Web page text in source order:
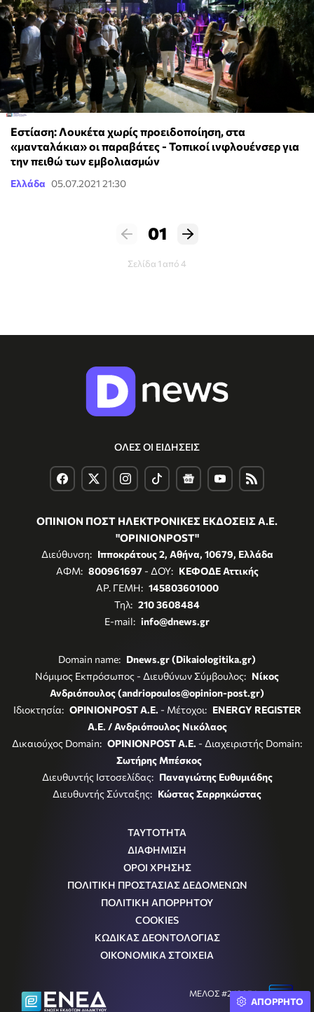
Εστίαση: Λουκέτα χωρίς προειδοποίηση, στα
«μανταλάκια» οι παραβάτες - Τοπικοί ινφλουένσερ για
την πειθώ των εμβολιασμών
Ελλάδα 05.07.2021 21:30
01
Σελίδα 1 από 4
ΟΛΕΣ ΟΙ ΕΙΔΗΣΕΙΣ
ΟΠΙΝΙΟΝ ΠΟΣΤ ΗΛΕΚΤΡΟΝΙΚΕΣ ΕΚΔΟΣΕΙΣ Α.Ε.
"OPINIONPOST"
Διεύθυνση: Ιπποκράτους 2, Αθήνα, 10679, Ελλάδα
ΑΦΜ: 800961697- ΔΟΥ: ΚΕΦΟΔΕ Αττικής
ΑΡ. ΓΕΜΗ: 145803601000
Τηλ: 210 3608484
E-mail: info@dnews.gr
Domain name: Dnews.gr (Dikaiologitika.gr)
Νόμιμος Εκπρόσωπος - Διευθύνων Σύμβουλος: Νίκος
Ανδριόπουλος (andriopoulos@opinion-post.gr)
Ιδιοκτησία: OPINIONPOST A.E. - Μέτοχοι: ENERGY REGISTER
Α.Ε. / Ανδριόπουλος Νικόλαος
Δικαιούχος Domain: OPINIONPOST A.E. - Διαχειριστής Domain:
Σωτήρης Μπέσκος
Διευθυντής Ιστοσελίδας: Παναγιώτης Ευθυμιάδης
Διευθυντής Σύνταξης: Κώστας Σαρρηκώστας
ΤΑΥΤΟΤΗΤΑ
ΔΙΑΦΗΜΙΣΗ
ΟΡΟΙ ΧΡΗΣΗΣ
ΠΟΛΙΤΙΚΗ ΠΡΟΣΤΑΣΙΑΣ ΔΕΔΟΜΕΝΩΝ
ΠΟΛΙΤΙΚΗ ΑΠΟΡΡΗΤΟΥ
COOKIES
ΚΩΔΙΚΑΣ ΔΕΟΝΤΟΛΟΓΙΑΣ
ΟΙΚΟΝΟΜΙΚΑ ΣΤΟΙΧΕΙΑ
ΜΕΛΟΣ #242054
ΑΠΟΡΡΗΤΟ